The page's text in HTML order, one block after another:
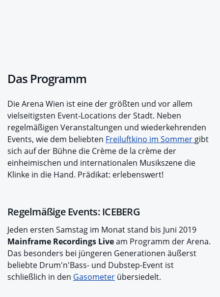
Das Programm
Die Arena Wien ist eine der größten und vor allem
vielseitigsten Event-Locations der Stadt. Neben
regelmäßigen Veranstaltungen und wiederkehrenden
Events, wie dem beliebten Freiluftkino im Sommer gibt
sich auf der Bühne die Crème de la crème der
einheimischen und internationalen Musikszene die
Klinke in die Hand. Prädikat: erlebenswert!
Regelmäßige Events: ICEBERG
Jeden ersten Samstag im Monat stand bis Juni 2019
Mainframe Recordings Liveam Programm der Arena.
Das besonders bei jüngeren Generationen äußerst
beliebte Drum'n'Bass- und Dubstep-Event ist
schließlich in den Gasometer übersiedelt.